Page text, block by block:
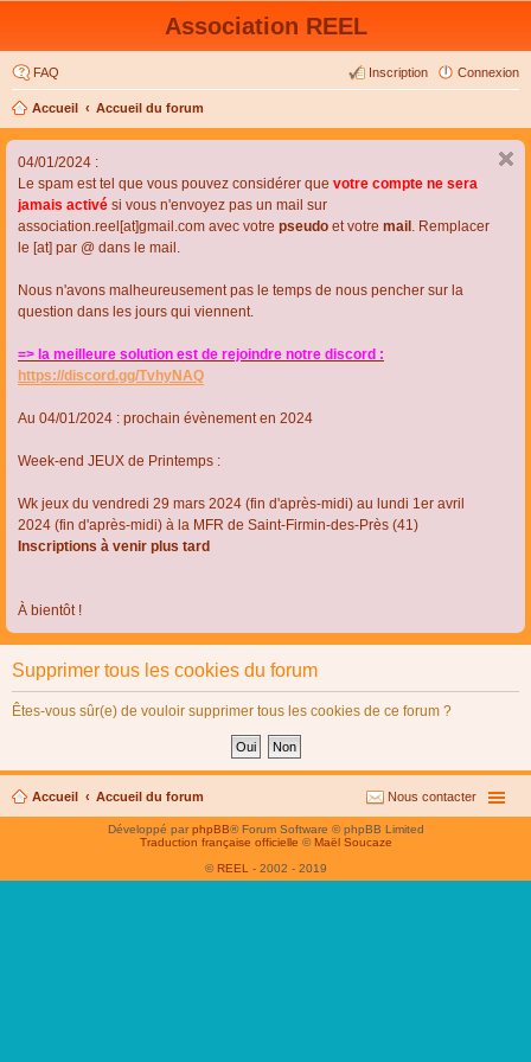
Association REEL
FAQ Connexion
Inscription
Accueil Accueil du forum
04/01/2024 :
Le spam est tel que vous pouvez considérer que votre compte ne sera
jamais activé si vous n'envoyez pas un mail sur
association.reel[at]gmail.com avec votre pseudo et votre mail . Remplacer
le [at] par @ dans le mail.
Nous n'avons malheureusement pas le temps de nous pencher sur la
question dans les jours qui viennent.
=> la meilleure solution est de rejoindre notre discord :
https://discord.gg/TvhyNAQ
Au 04/01/2024 : prochain évènement en 2024
Week-end JEUX de Printemps :
Wk jeux du vendredi 29 mars 2024 (fin d'après-midi) au lundi 1er avril
2024 (fin d'après-midi) à la MFR de Saint-Firmin-des-Près (41)
Inscriptions à venir plus tard
À bientôt !
Supprimer tous les cookies du forum
Êtes-vous sûr(e) de vouloir supprimer tous les cookies de ce forum ?
Accueil Accueil du forum Nous contacter
Développé parphpBB® Forum Software © phpBB Limited
Traduction française officielle © Maël Soucaze
© REEL - 2002 - 2019